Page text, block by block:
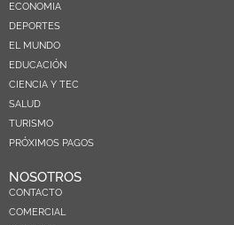
ECONOMIA
DEPORTES
EL MUNDO
EDUCACIÓN
CIENCIA Y TEC
SALUD
TURISMO
PRÓXIMOS PAGOS
NOSOTROS
CONTACTO
COMERCIAL